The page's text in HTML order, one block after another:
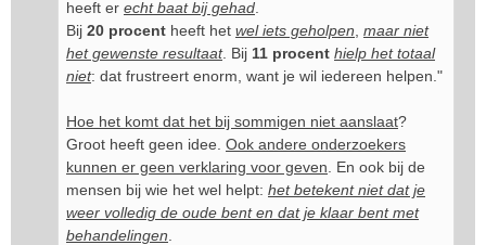
heeft er echt baat bij gehad
Bij 20 procent heeft het wel iets geholpen maar niet
het gewenste resultaat. Bij 11 procent hielp het totaal
niet: dat frustreert enorm, want je wil iedereen helpen."
Hoe het komt dat het bij sommigen niet aanslaat?
Groot heeft geen idee. Ook andere onderzoekers
kunnen er geen verklaring voor geven . En ook bij de
mensen bij wie het wel helpt: het betekent niet dat je
weer volledig de oude bent en dat je klaar bent met
behandelingen